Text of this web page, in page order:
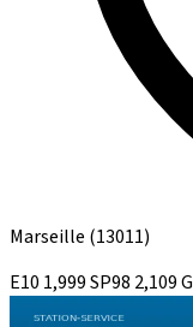
Marseille (13011)
E10 1,999SP98 2,109